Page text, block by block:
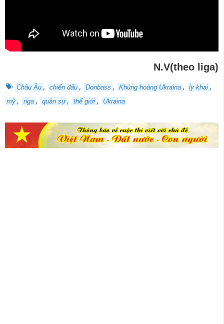
N.V(theo liga)
Châu Âu , chiến đấu , Donbass , Khủng hoảng Ukraina , ly khai ,
mỹ , nga , quân sự , thế giới , Ukraina